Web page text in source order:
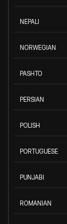
NEPALI
NORWEGIAN
PASHTO
PERSIAN
POLISH
PORTUGUESE
PUNJABI
ROMANIAN